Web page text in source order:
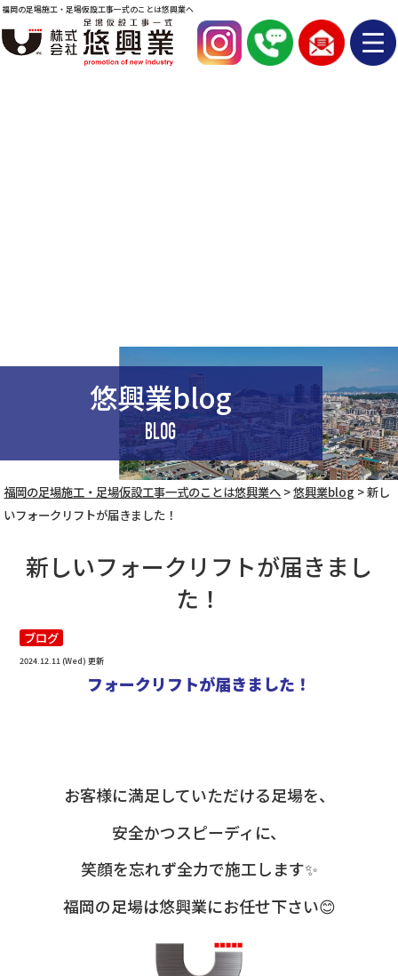
福岡の足場施工・足場仮設工事一式のことは悠興業へ
悠興業blog
BLOG
福岡の足場施工・足場仮設工事一式のことは悠興業へ >悠興業blog >新し
いフォークリフトが届きました！
新しいフォークリフトが届きまし
た！
ブログ
2024.12.11 (Wed) 更新
フォークリフトが届きました！
お客様に満足していただける足場を、
安全かつスピーディに、
笑顔を忘れず全力で施工します✨
福岡の足場は悠興業にお任せ下さい😊